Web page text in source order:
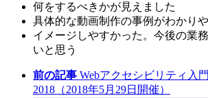
何をするべきかが見えました
具体的な動画制作の事例がわかり
イメージしやすかった。今後の業
いと思う
前の記事 Webアクセシビリティ入
2018（2018年5月29日開催）